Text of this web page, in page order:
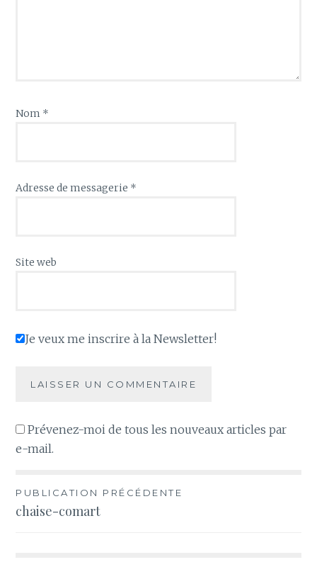
Nom *
Adresse de messagerie *
Site web
Je veux me inscrire à la Newsletter!
Prévenez-moi de tous les nouveaux articles par
e-mail.
Navigation
de
PUBLICATION PRÉCÉDENTE
chaise-comart